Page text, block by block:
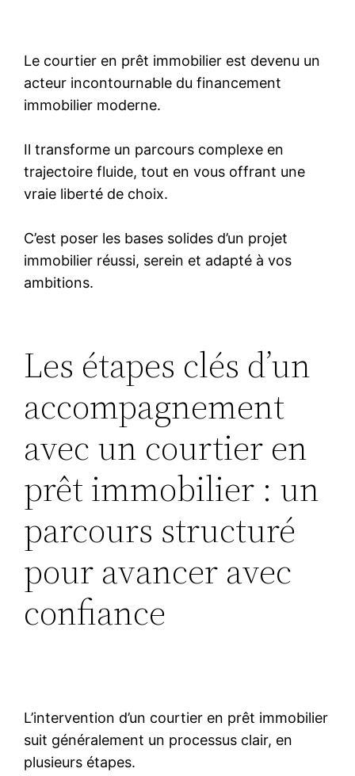
Le courtier en prêt immobilier est devenu un
acteur incontournable du financement
immobilier moderne.
Il transforme un parcours complexe en
trajectoire fluide, tout en vous offrant une
vraie liberté de choix.
C’est poser les bases solides d’un projet
immobilier réussi, serein et adapté à vos
ambitions.
Les étapes clés d’un
accompagnement
avec un courtier en
prêt immobilier : un
parcours structuré
pour avancer avec
confiance
L’intervention d’un courtier en prêt immobilier
suit généralement un processus clair, en
plusieurs étapes.